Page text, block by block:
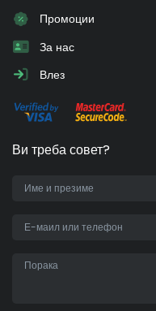
Промоции
За нас
Влез
Ви треба совет?